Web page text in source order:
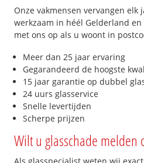
Onze vakmensen vervangen
werkzaam in héél Gelderland
met ons op als u woont in
Meer dan 25 jaar ervaring
Gegarandeerd de hoogste
15 jaar garantie op dubbel
24 uurs glasservice
Snelle levertijden
Scherpe prijzen
Wilt u glasschade melden
Als glasspecialist weten wij